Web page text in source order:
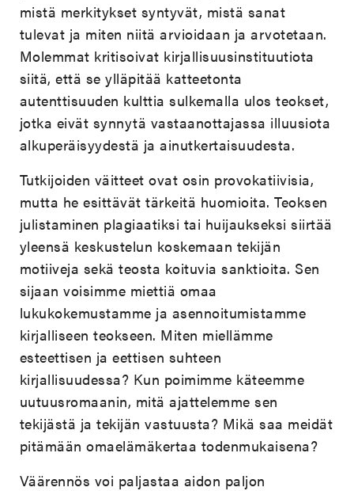
mistä merkitykset syntyvät, mistä sanat
tulevat ja miten niitä arvioidaan ja arvotetaan.
Molemmat kritisoivat kirjallisuusinstituutiota
siitä, että se ylläpitää katteetonta
autenttisuuden kulttia sulkemalla ulos teokset,
jotka eivät synnytä vastaanottajassa illuusiota
alkuperäisyydestä ja ainutkertaisuudesta.
Tutkijoiden väitteet ovat osin provokatiivisia,
mutta he esittävät tärkeitä huomioita. Teoksen
julistaminen plagiaatiksi tai huijaukseksi siirtää
yleensä keskustelun koskemaan tekijän
motiiveja sekä teosta koituvia sanktioita. Sen
sijaan voisimme miettiä omaa
lukukokemustamme ja asennoitumistamme
kirjalliseen teokseen. Miten miellämme
esteettisen ja eettisen suhteen
kirjallisuudessa? Kun poimimme käteemme
uutuusromaanin, mitä ajattelemme sen
tekijästä ja tekijän vastuusta? Mikä saa meidät
pitämään omaelämäkertaa todenmukaisena?
Väärennös voi paljastaa aidon paljon